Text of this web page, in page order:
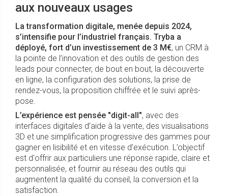
aux nouveaux usages
La transformation digitale, menée depuis 2024,
s’intensifie pour l’industriel français. Tryba a
déployé, fort d’un investissement de 3 M€, un CRM à
la pointe de l’innovation et des outils de gestion des
leads pour connecter, de bout en bout, la découverte
en ligne, la configuration des solutions, la prise de
rendez-vous, la proposition chiffrée et le suivi après-
pose.
L’expérience est pensée "digit-all", avec des
interfaces digitales d’aide à la vente, des visualisations
3D et une simplification progressive des gammes pour
gagner en lisibilité et en vitesse d’exécution. L’objectif
est d'offrir aux particuliers une réponse rapide, claire et
personnalisée, et fournir au réseau des outils qui
augmentent la qualité du conseil, la conversion et la
satisfaction.